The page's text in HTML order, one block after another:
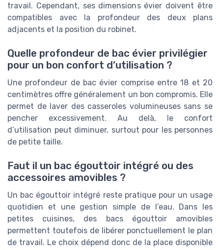
travail. Cependant, ses dimensions évier doivent être
compatibles avec la profondeur des deux plans
adjacents et la position du robinet.
Quelle profondeur de bac évier privilégier
pour un bon confort d’utilisation ?
Une profondeur de bac évier comprise entre 18 et 20
centimètres offre généralement un bon compromis. Elle
permet de laver des casseroles volumineuses sans se
pencher excessivement. Au delà, le confort
d’utilisation peut diminuer, surtout pour les personnes
de petite taille.
Faut il un bac égouttoir intégré ou des
accessoires amovibles ?
Un bac égouttoir intégré reste pratique pour un usage
quotidien et une gestion simple de l’eau. Dans les
petites cuisines, des bacs égouttoir amovibles
permettent toutefois de libérer ponctuellement le plan
de travail. Le choix dépend donc de la place disponible